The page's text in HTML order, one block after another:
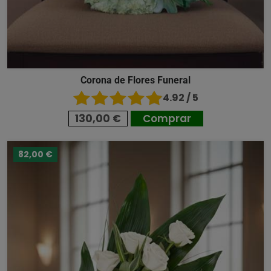
Corona de Flores Funeral
4.92 / 5
130,00 € Comprar
82,00 €